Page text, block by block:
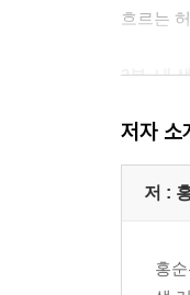
흐르는
2부. 내
셀 수 없
이곳은
할아버
사바하
저자 소
저 :
홍